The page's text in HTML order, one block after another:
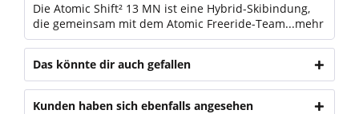
Die Atomic Shift² 13 MN ist eine Hybrid-Skibindung,
die gemeinsam mit dem Atomic Freeride-Team...mehr
Das könnte dir auch gefallen
Kunden haben sich ebenfalls angesehen